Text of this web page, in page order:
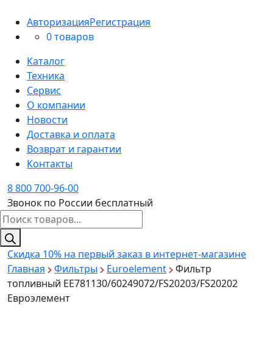
АвторизацияРегистрация
0 товаров
Каталог
Техника
Сервис
О компании
Новости
Доставка и оплата
Возврат и гарантии
Контакты
8 800 700-96-00
Звонок по России бесплатный
Поиск
товаров
Скидка 10% на первый заказ в интернет-магазине
Главная
Фильтры Euroelement
Фильтр
топливный ЕЕ781130/60249072/FS20203/FS20202
Евроэлемент